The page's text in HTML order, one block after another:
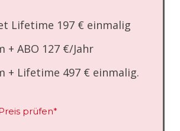
Lifetime 197 € einmalig
+ ABO 127 €/Jahr
+ Lifetime 497 € einmalig.
prüfen*